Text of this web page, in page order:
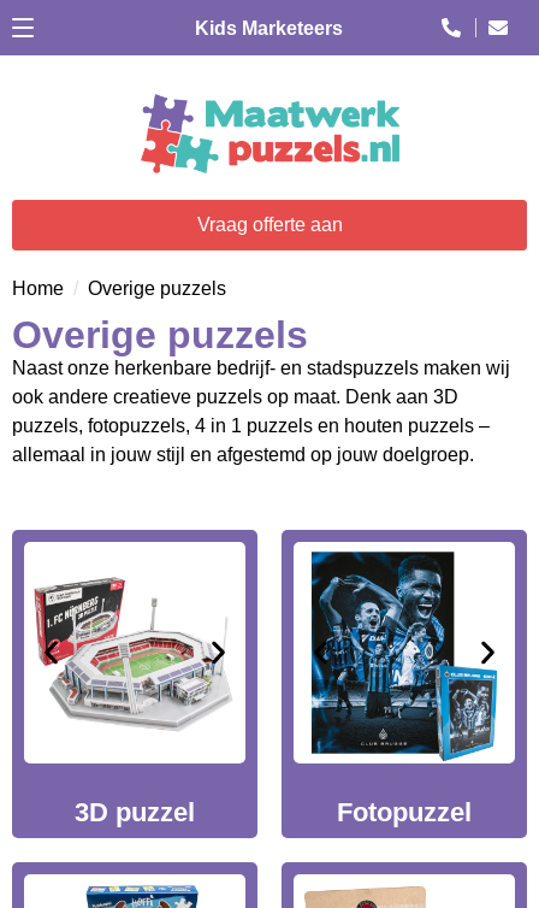
Vraag offerte aan
Kids Marketeers
Home Overige puzzels
Overige puzzels
Naast onze herkenbare bedrijf- en stadspuzzels maken wij
ook andere creatieve puzzels op maat. Denk aan 3D
puzzels, fotopuzzels, 4 in 1 puzzels en houten puzzels –
allemaal in jouw stijl en afgestemd op jouw doelgroep.
3D puzzel Fotopuzzel